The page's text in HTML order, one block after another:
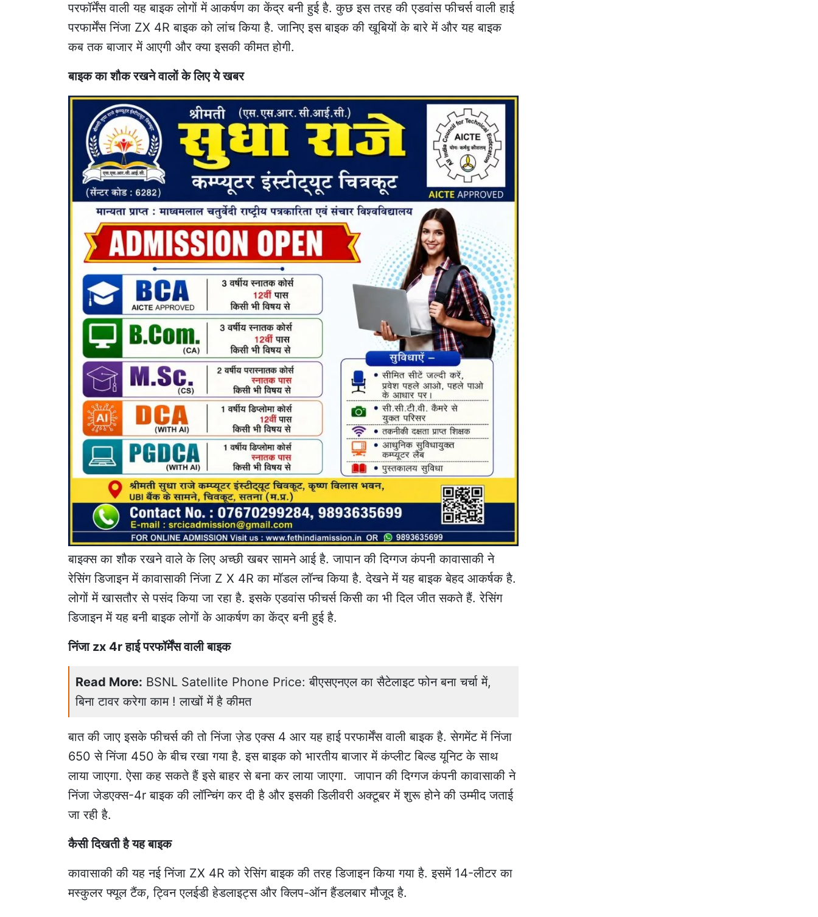
परफॉर्मेंस वाली यह बाइक लोगों में आकर्षण का केंद्र बनी हुई है. कुछ इस तरह की एडवांस फीचर्स वाली हाई
परफार्मेंस निंजा ZX 4R बाइक को लांच किया है. जानिए इस बाइक की खूबियों के बारे में और यह बाइक
कब तक बाजार में आएगी और क्या इसकी कीमत होगी.
बाइक का शौक रखने वालों के लिए ये खबर
बाइक्स का शौक रखने वाले के लिए अच्छी खबर सामने आई है. जापान की दिग्गज कंपनी कावासाकी ने
रेसिंग डिजाइन में कावासाकी निंजा Z X 4R का मॉडल लॉन्च किया है. देखने में यह बाइक बेहद आकर्षक है.
लोगों में खासतौर से पसंद किया जा रहा है. इसके एडवांस फीचर्स किसी का भी दिल जीत सकते हैं. रेसिंग
डिजाइन में यह बनी बाइक लोगों के आकर्षण का केंद्र बनी हुई है.
निंजा zx 4r हाई परफॉर्मेंस वाली बाइक
Read More: BSNL Satellite Phone Price: बीएसएनएल का सैटेलाइट फोन बना चर्चा में,
बिना टावर करेगा काम ! लाखों में है कीमत
बात की जाए इसके फीचर्स की तो निंजा ज़ेड एक्स 4 आर यह हाई परफार्मेंस वाली बाइक है. सेगमेंट में निंजा
650 से निंजा 450 के बीच रखा गया है. इस बाइक को भारतीय बाजार में कंप्लीट बिल्ड यूनिट के साथ
लाया जाएगा. ऐसा कह सकते हैं इसे बाहर से बना कर लाया जाएगा. जापान की दिग्गज कंपनी कावासाकी ने
निंजा जेडएक्स-4r बाइक की लॉन्चिंग कर दी है और इसकी डिलीवरी अक्टूबर में शुरू होने की उम्मीद जताई
जा रही है.
कैसी दिखती है यह बाइक
कावासाकी की यह नई निंजा ZX 4R को रेसिंग बाइक की तरह डिजाइन किया गया है. इसमें 14-लीटर का
मस्कुलर फ्यूल टैंक, ट्विन एलईडी हेडलाइट्स और क्लिप-ऑन हैंडलबार मौजूद है.